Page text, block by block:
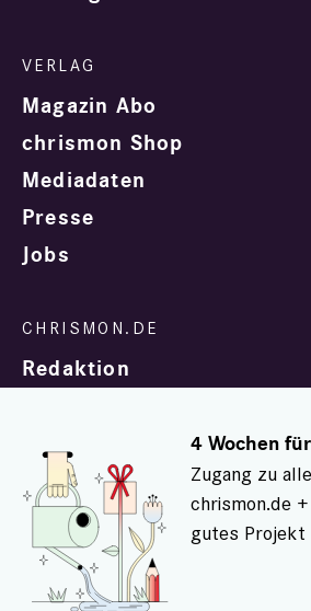
Magazin Abo
chrismon Shop
Mediadaten
Presse
Jobs
Redaktion
In Zusammenarbeit mit
4 Wochen
Zugang zu
chrismon.de
gutes Projekt